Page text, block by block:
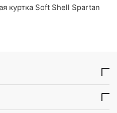
куртка Soft Shell Spartan